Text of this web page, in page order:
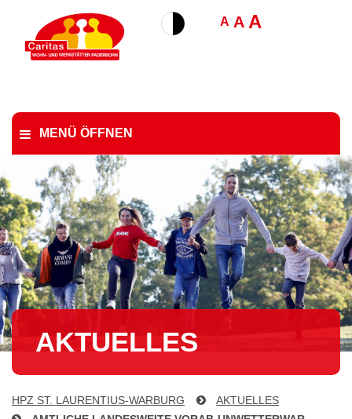
A A A
MENÜ ÖFFNEN
AKTUELLES
HPZ ST. LAU­REN­TI­US-WAR­BURG
AKTUELLES